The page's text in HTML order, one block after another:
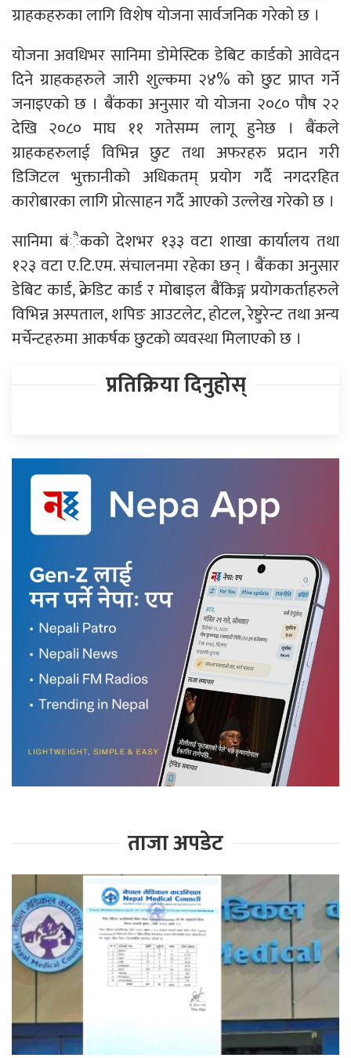
ग्राहकहरुका लागि विशेष योजना सार्वजनिक गरेको छ ।
योजना अवधिभर सानिमा डोमेस्टिक डेबिट कार्डको आवेदन
दिने ग्राहकहरुले जारी शुल्कमा २४% को छुट प्राप्त गर्ने
जनाइएको छ । बैंकका अनुसार यो योजना २०८० पौष २२
देखि २०८० माघ ११ गतेसम्म लागू हुनेछ । बैंकले
ग्राहकहरुलाई विभिन्न छुट तथा अफरहरु प्रदान गरी
डिजिटल भुक्तानीको अधिकतम् प्रयोग गर्दै नगदरहित
कारोबारका लागि प्रोत्साहन गर्दै आएको उल्लेख गरेको छ ।
सानिमा बंैकको देशभर १३३ वटा शाखा कार्यालय तथा
१२३ वटा ए.टि.एम. संचालनमा रहेका छन् । बैंकका अनुसार
डेबिट कार्ड, क्रेडिट कार्ड र मोबाइल बैंकिङ्ग प्रयोगकर्ताहरुले
विभिन्न अस्पताल, शपिङ आउटलेट, होटल, रेष्टुरेन्ट तथा अन्य
मर्चेन्टहरुमा आकर्षक छुटको व्यवस्था मिलाएको छ ।
प्रतिक्रिया दिनुहोस्
ताजा अपडेट